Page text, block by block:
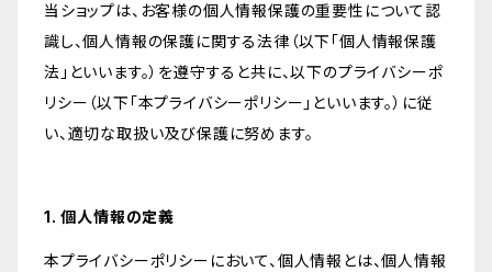
当ショップは、お客様の個人情報保護の重要性について認
識し、個人情報の保護に関する法律（以下「個人情報保護
法」といいます。）を遵守すると共に、以下のプライバシーポ
リシー（以下「本プライバシーポリシー」といいます。）に従
い、適切な取扱い及び保護に努めます。
1. 個人情報の定義
本プライバシーポリシーにおいて、個人情報とは、個人情報